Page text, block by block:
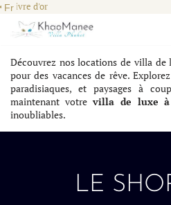
Aller
contenu
Livre d'or
Découvrez nos locations de villa
pour des vacances de rêve.
paradisiaques, et paysages à
maintenant votrevilla de luxe à
inoubliables.
LE